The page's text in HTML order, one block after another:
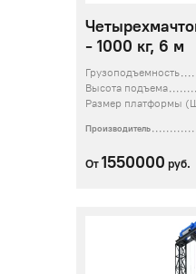
- 1000 кг, 6 м
Грузоподъемность
Высота подъема
Размер платформы
Производитель
От 1550000 руб.